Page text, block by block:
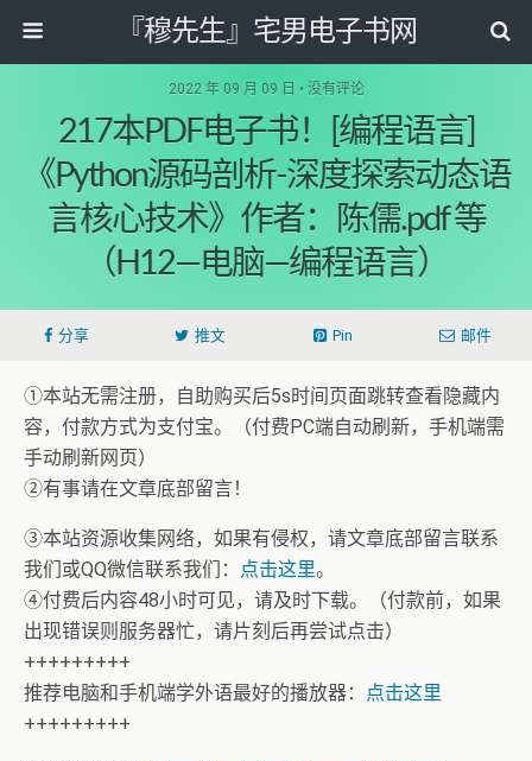
『穆先生』宅男电子书网
2022 年 09 月 09 日 • 没有评论
217本PDF电子书！[编程语言]
《Python源码剖析-深度探索动态语
言核心技术》作者：陈儒.pdf 等
（H12—电脑—编程语言）
分享 推文 Pin 邮件
①本站无需注册，自助购买后5s时间页面跳转查看隐藏内
容，付款方式为支付宝。（付费PC端自动刷新，手机端需
手动刷新网页）
②有事请在文章底部留言！
③本站资源收集网络，如果有侵权，请文章底部留言联系
我们或QQ微信联系我们：
点击这里。
④付费后内容48小时可见，请及时下载。（付款前，如果
出现错误则服务器忙，请片刻后再尝试点击）
+++++++++
推荐电脑和手机端学外语最好的播放器：
点击这里
+++++++++